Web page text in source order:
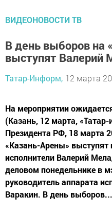
ВИДЕОНОВОСТИ ТВ
В день выборов на
выступят Валерий
Татар-Информ, 12 марта
На мероприятии
(Казань, 12 марта,
Президента РФ, 18 марта
«Казань-Арены» выступят
исполнители Валерий
деловом понедельнике в
руководитель аппарата
Варакин. В день выборов...